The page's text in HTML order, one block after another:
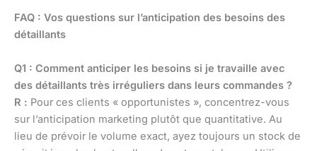
FAQ : Vos questions sur l’anticipation des besoins des
détaillants
Q1 : Comment anticiper les besoins si je travaille avec
des détaillants très irréguliers dans leurs commandes ?
R : Pour ces clients « opportunistes », concentrez-vous
sur l’anticipation marketing plutôt que quantitative. Au
lieu de prévoir le volume exact, ayez toujours un stock de